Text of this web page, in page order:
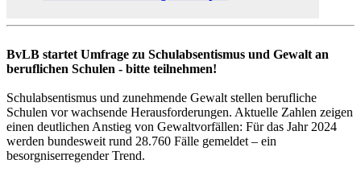
BvLB startet Umfrage zu Schulabsentismus und Gewalt an
beruflichen Schulen - bitte teilnehmen!
Schulabsentismus und zunehmende Gewalt stellen berufliche
Schulen vor wachsende Herausforderungen. Aktuelle Zahlen zeigen
einen deutlichen Anstieg von Gewaltvorfällen: Für das Jahr 2024
werden bundesweit rund 28.760 Fälle gemeldet – ein
besorgniserregender Trend.